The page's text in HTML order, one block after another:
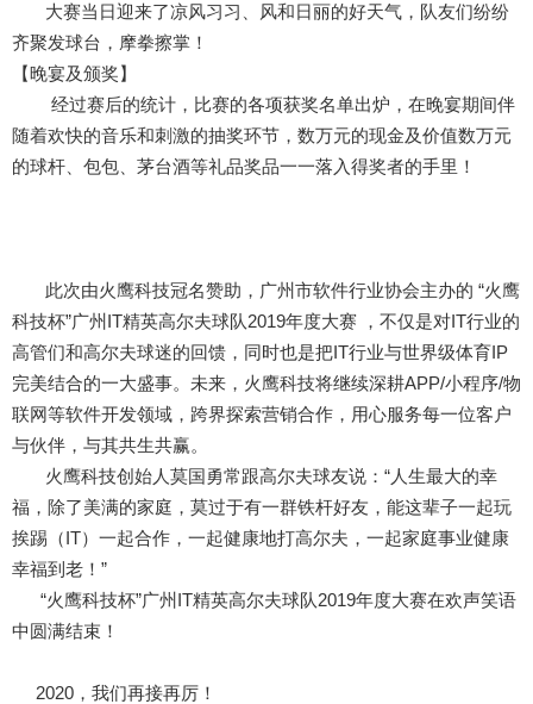
大赛当日迎来了凉风习习、风和日丽的好天气，队友们纷纷
齐聚发球台，摩拳擦掌！
【晚宴及颁奖】
经过赛后的统计，比赛的各项获奖名单出炉，在晚宴期间伴
随着欢快的音乐和刺激的抽奖环节，数万元的现金及价值数万元
的球杆、包包、茅台酒等礼品奖品一一落入得奖者的手里！
此次由火鹰科技冠名赞助，广州市软件行业协会主办的 “火鹰
科技杯”广州IT精英高尔夫球队2019年度大赛 ，不仅是对IT行业的
高管们和高尔夫球迷的回馈，同时也是把IT行业与世界级体育IP
完美结合的一大盛事。未来，火鹰科技将继续深耕APP/小程序/物
联网等软件开发领域，跨界探索营销合作，用心服务每一位客户
与伙伴，与其共生共赢。
火鹰科技创始人莫国勇常跟高尔夫球友说：“人生最大的幸
福，除了美满的家庭，莫过于有一群铁杆好友，能这辈子一起玩
挨踢（IT）一起合作，一起健康地打高尔夫，一起家庭事业健康
幸福到老！”
“火鹰科技杯”广州IT精英高尔夫球队2019年度大赛在欢声笑语
中圆满结束！
2020，我们再接再厉！